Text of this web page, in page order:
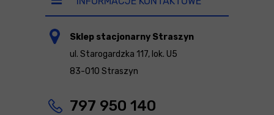
Sklep stacjonarny Straszyn
ul. Starogardzka 117, lok. U5
83-010 Straszyn
797 950 140